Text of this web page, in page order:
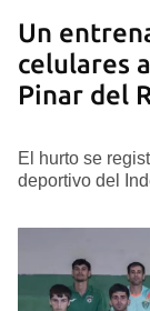
Un
celulares
Pinar del
El hurto se
deportivo del